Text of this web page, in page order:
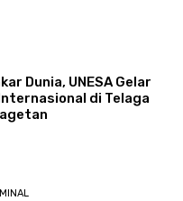
Dunia, UNESA Gelar
di Telaga